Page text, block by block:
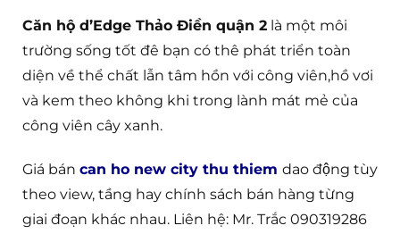
Căn hộ d’Edge Thảo Điền quận 2 là một môi
trường sống tốt đê bạn có thê phát triển toàn
diện về thể chất lẫn tâm hồn với công viên,hồ vơi
và kem theo không khi trong lành mát mẻ của
công viên cây xanh.
Giá bán can ho new city thu thiem dao động tùy
theo view, tầng hay chính sách bán hàng từng
giai đoạn khác nhau. Liên hệ: Mr. Trắc 090319286